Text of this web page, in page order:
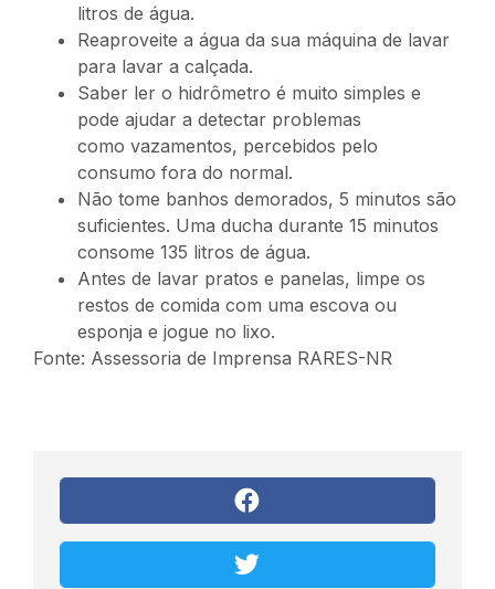
litros de água.
Reaproveite a água da sua máquina de lavar
para lavar a calçada.
Saber ler o hidrômetro é muito simples e
pode ajudar a detectar problemas
como vazamentos, percebidos pelo
consumo fora do normal.
Não tome banhos demorados, 5 minutos são
suficientes. Uma ducha durante 15 minutos
consome 135 litros de água.
Antes de lavar pratos e panelas, limpe os
restos de comida com uma escova ou
esponja e jogue no lixo.
Fonte: Assessoria de Imprensa RARES-NR